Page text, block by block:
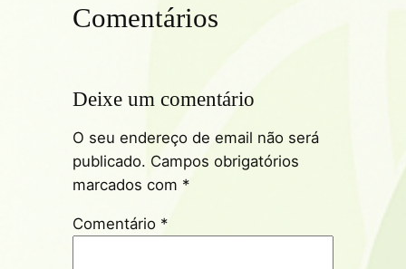
Comentários
Deixe um comentário
O seu endereço de email não será
publicado. Campos obrigatórios
marcados com *
Comentário *